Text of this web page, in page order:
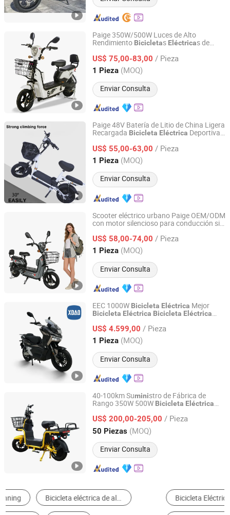
Paige 350W/500W Luces de Alto
Rendimiento Bicicletas Eléctricas de
Vehículos Eléctricos para Ciclistas
Bicicleta Eléctrica
US$ 75,00-83,00 / Pieza
1 Pieza (MOQ)
Enviar Consulta
Qingdao Pusen Technology Co., Ltd.
Shandong, China Desde 2019
Paige 48V Batería de Litio de China Ligera
Recargada Bicicleta Eléctrica Deportiva
Scooter EléctricoMiniVehículo Eléctrico
Bicicleta
US$ 55,00-63,00 / Pieza
1 Pieza (MOQ)
Enviar Consulta
Qingdao Pusen Technology Co., Ltd.
Shandong, China Desde 2019
Scooter eléctrico urbano Paige OEM/ODM
con motor silencioso para conducción sin
eléctricavehículo eléctrico moto
eléctrica electro
US$ 58,00-74,00 / Pieza
1 Pieza (MOQ)
Enviar Consulta
Qingdao Pusen Technology Co., Ltd.
Shandong, China Desde 2019
EEC 1000W Bicicleta Eléctrica Mejor
Bicicleta Eléctrica Bicicleta Eléctrica
ChinaBicicleta Eléctrica
Eléctrica de Llanta Ancha
Eléctrica Bicicleta
US$ 4.599,00 / Pieza
1 Pieza (MOQ)
Enviar Consulta
Xiaodao Electric Vehicle Co., Ltd.
Jiangsu, China Desde 2024
40-100km Suministro de Fábrica de
Rango 350W 500W Bicicleta Eléctrica
Ligera con Batería Opcional 300 Kgs de
Carga para Viajes por la Ciudad
US$ 200,00-205,00 / Pieza
50 Piezas (MOQ)
Enviar Consulta
Shandong Liwang New Energy Co., Ltd.
Shandong, China Desde 2026
Bicicleta Eléctrica Triciclo Eléctrico